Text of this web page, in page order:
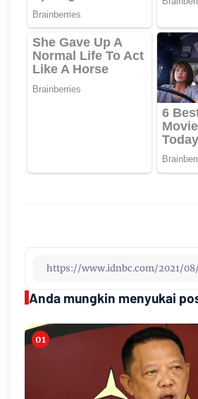
Anda mungkin menyukai